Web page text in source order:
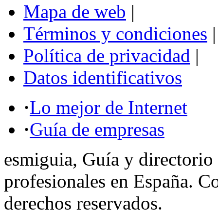
Mapa de web |
Términos y condiciones |
Política de privacidad |
Datos identificativos
·Lo mejor de Internet
·Guía de empresas
esmiguia, Guía y directorio
profesionales en España.
derechos reservados.